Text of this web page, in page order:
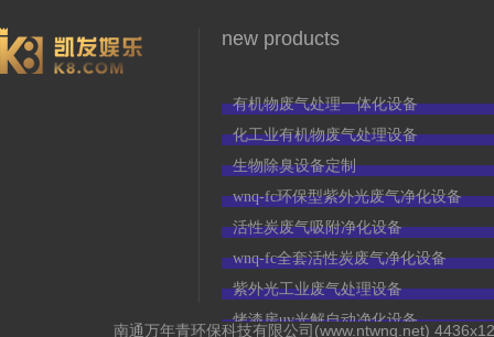
3966
new products
有机物废气处理一体化设备
化工业有机物废气处理设备
生物除臭设备定制
wnq-fc环保型紫外光废气净化设备
活性炭废气吸附净化设备
wnq-fc全套活性炭废气净化设备
紫外光工业废气处理设备
烤漆房uv光解自动净化设备
南通万年青环保科技有限公司(www.ntwnq.net)